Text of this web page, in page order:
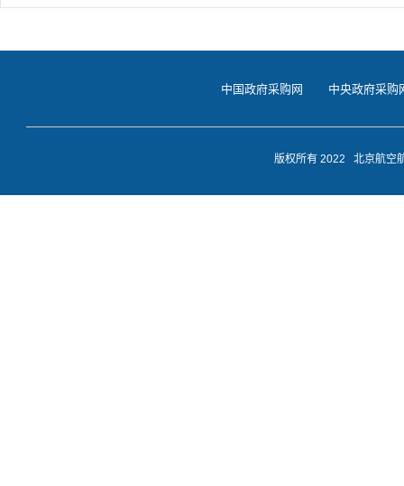
中国政府采购网 中央政府采购
版权所有 2022 北京航